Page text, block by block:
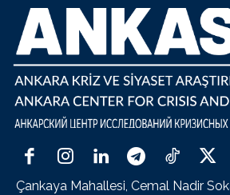
Çankaya Mahallesi, Cemal Nadir